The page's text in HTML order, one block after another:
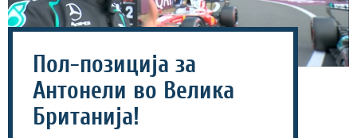
Пол-позиција за
Антонели во Велика
Британија!